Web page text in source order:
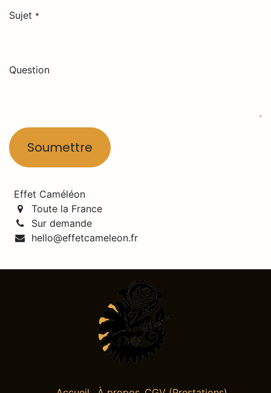
Sujet *
Question
Soumettre
Effet Caméléon
Toute la France
Sur demande
hello@effetcameleon.fr